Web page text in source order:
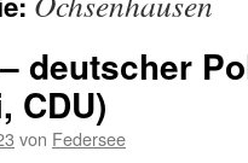
deutscher
CDU)
von Federsee